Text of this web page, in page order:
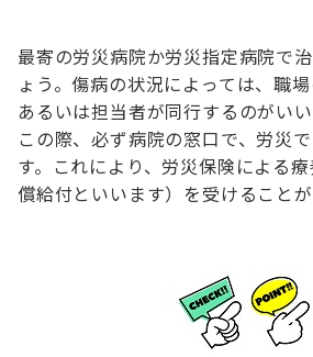
最寄の労災病院か労災指定病院で
ょう。傷病の状況によっては、職場
あるいは担当者が同行するのがいい
この際、必ず病院の窓口で、労災
す。これにより、労災保険による
償給付といいます）を受けることが